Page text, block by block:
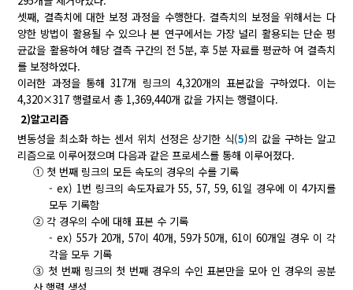
셋째, 결측치에 대한 보정 과정을 수행한다. 결측치의 보정을 위해서는 다
양한 방법이 활용될 수 있으나 본 연구에서는 가장 널리 활용되는 단순 평
균값을 활용하여 해당 결측 구간의 전 5분, 후 5분 자료를 평균하 여 결측치
를 보정하였다.
이러한 과정을 통해 317개 링크의 4,320개의 표본값을 구하였다. 이는
4,320×317 행렬로서 총 1,369,440개 값을 가지는 행렬이다.
2)알고리즘
변동성을 최소화 하는 센서 위치 선정은 상기한 식(5)의 값을 구하는 알고
리즘으로 이루어졌으며 다음과 같은 프로세스를 통해 이루어졌다.
① 첫 번째 링크의 모든 속도의 경우의 수를 기록
- ex) 1번 링크의 속도자료가 55, 57, 59, 61일 경우에 이 4가지를
모두 기록함
② 각 경우의 수에 대해 표본 수 기록
- ex) 55가 20개, 57이 40개, 59가 50개, 61이 60개일 경우 이 각
각을 모두 기록
③ 첫 번째 링크의 첫 번째 경우의 수인 표본만을 모아 인 경우의 공분